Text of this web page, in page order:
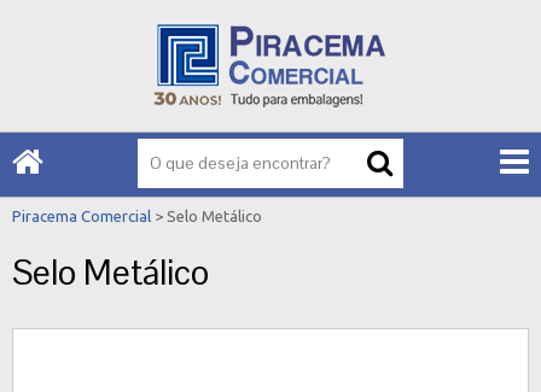
Selo Metálico
Piracema Comercial > Selo Metálico